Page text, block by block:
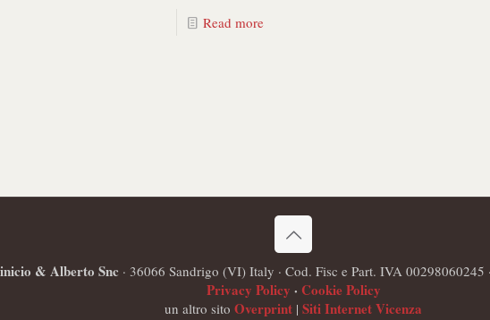
Read more
& Alberto Snc· 36066 Sandrigo (VI) Italy · Cod. Fisc e Part. IVA 00298060245
Privacy Policy · Cookie Policy
un altro sito Overprint | Siti Internet Vicenza